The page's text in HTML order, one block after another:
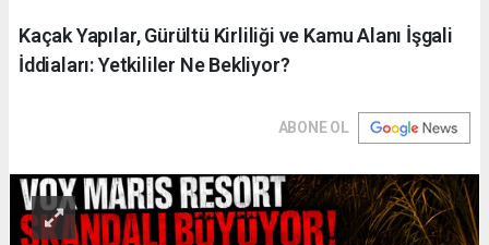
Kaçak Yapılar, Gürültü Kirliliği ve Kamu Alanı İşgali
İddiaları: Yetkililer Ne Bekliyor?
ABONE OL